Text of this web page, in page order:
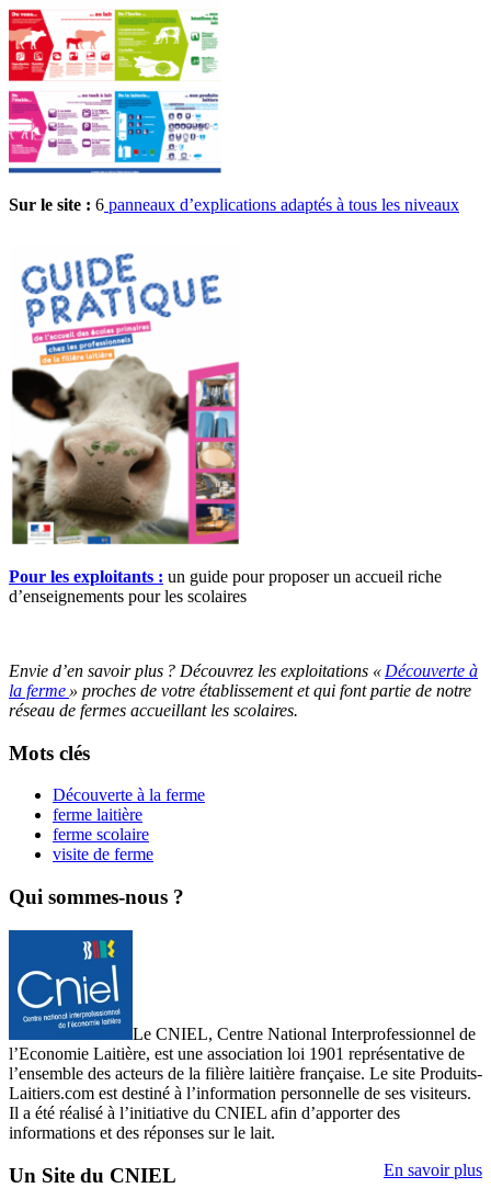
Sur le site : 6 panneaux d’explications adaptés à tous les niveaux
Pour les exploitants : un guide pour proposer un accueil riche
d’enseignements pour les scolaires
Envie d’en savoir plus ? Découvrez les exploitations « Découverte à
la ferme » proches de votre établissement et qui font partie de notre
réseau de fermes accueillant les scolaires.
Mots clés
Découverte à la ferme
ferme laitière
ferme scolaire
visite de ferme
Qui sommes-nous ?
Le CNIEL, Centre National Interprofessionnel de
l’Economie Laitière, est une association loi 1901 représentative de
l’ensemble des acteurs de la filière laitière française. Le site Produits-
Laitiers.com est destiné à l’information personnelle de ses visiteurs.
Il a été réalisé à l’initiative du CNIEL afin d’apporter des
informations et des réponses sur le lait.
En savoir plus
Un Site du CNIEL